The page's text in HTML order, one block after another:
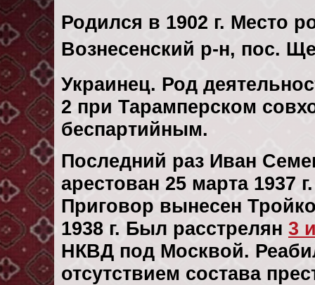
Родился в 1902 г. Место
Вознесенский р-н, пос.
Украинец. Род
2 при Тарамперском
беспартийным.
Последний раз Иван
арестован 25 марта 1937 г.
Приговор вынесен
1938 г. Был расстрелян 3
НКВД под Москвой.
отсутствием состава